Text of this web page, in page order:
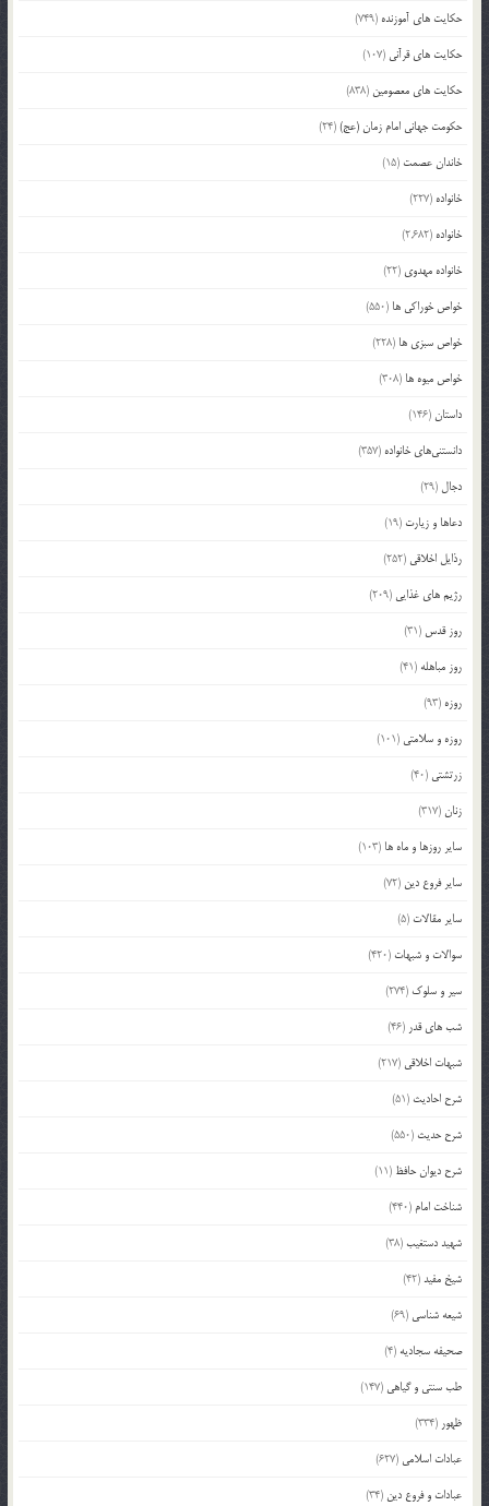
حکایت های آموزنده (749)
حکایت های قرآنی (107)
حکایت های معصومین (838)
حکومت جهانی امام زمان (عج)(24)
خاندان عصمت (15)
خانواده (227)
خانواده (2,682)
خانواده مهدوی (22)
خواص خوراکی ها (550)
خواص سبزی ها (228)
خواص میوه ها (308)
داستان(146)
دانستنی‌های خانواده (357)
دجال (29)
دعاها و زیارت (19)
رذایل اخلاقی (252)
رژیم های غذایی (209)
روز قدس (31)
روز مباهله (41)
روزه (93)
روزه و سلامتی (101)
زرتشتی (40)
زنان(317)
سایر روزها و ماه ها (103)
سایر فروع دین (72)
سایر مقالات (5)
سوالات و شبهات (420)
سیر و سلوک (274)
شب های قدر (46)
شبهات اخلاقی (217)
شرح احادیث (51)
شرح حدیث (550)
شرح دیوان حافظ (11)
شناخت امام (440)
شهید دستغیب(38)
شیخ مفید(42)
شیعه شناسی (69)
صحیفه سجادیه (4)
طب سنتی و گیاهی (147)
ظهور (334)
عبادات اسلامی (627)
عبادات و فروع دین (34)